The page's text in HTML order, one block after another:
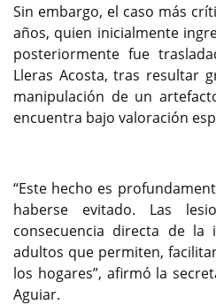
Sin embargo, el caso más
años, quien inicialmente
posteriormente fue
Lleras Acosta, tras resultar
manipulación de un
encuentra bajo valoración
“Este hecho es
haberse evitado. Las
consecuencia directa de la
adultos que permiten,
los hogares”, afirmó la
Aguiar.